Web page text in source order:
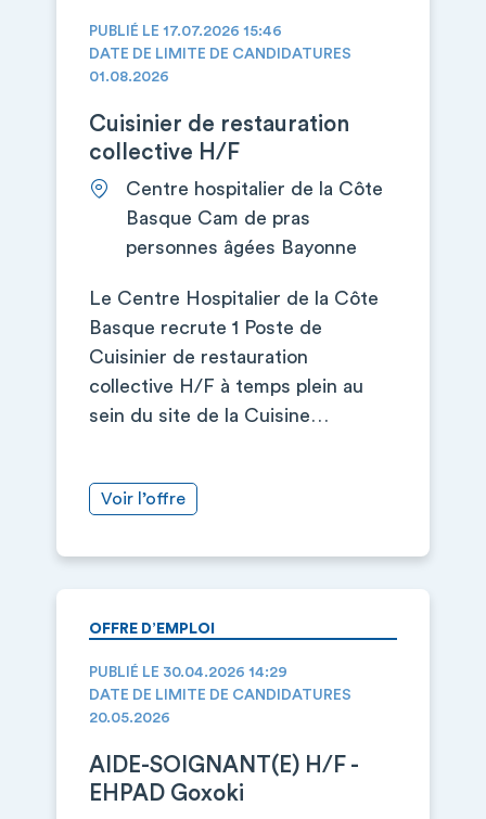
PUBLIÉ LE 17.07.2026 15:46
DATE DE LIMITE DE CANDIDATURES
01.08.2026
Cuisinier de restauration
collective H/F
Centre hospitalier de la Côte
Basque Cam de pras
personnes âgées Bayonne
Le Centre Hospitalier de la Côte
Basque recrute 1 Poste de
Cuisinier de restauration
collective H/F à temps plein au
sein du site de la Cuisine…
Voir l’offre
OFFRE D’EMPLOI
PUBLIÉ LE 30.04.2026 14:29
DATE DE LIMITE DE CANDIDATURES
20.05.2026
AIDE-SOIGNANT(E) H/F -
EHPAD Goxoki